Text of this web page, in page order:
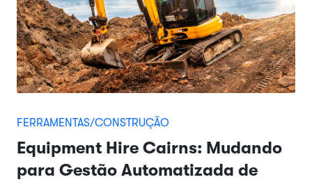
FERRAMENTAS/CONSTRUÇÃO
Equipment Hire Cairns: Mudando
para Gestão Automatizada de